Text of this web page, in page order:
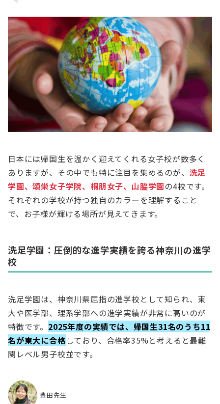
日本には帰国生を温かく迎えてくれる女子校が数多く
ありますが、その中でも特に注目を集めるのが、 洗足
学園、頌栄女子学院、桐朋女子、山脇学園の4校です。
それぞれの学校が持つ独自のカラーを理解すること
で、お子様が輝ける場所が見えてきます。
洗足学園：圧倒的な進学実績を誇る神奈川の進学
校
洗足学園は、神奈川県屈指の進学校として知られ、東
大や医学部、理系学部への進学実績が非常に高いのが
特徴です。 2025年度の実績では、帰国生31名のうち11
名が東大に合格しており、合格率35%と考えると最難
関レベル男子校並です。
豊田先生